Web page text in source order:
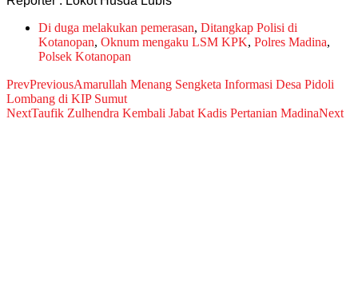
Di duga melakukan pemerasan, Ditangkap Polisi di
Kotanopan, Oknum mengaku LSM KPK, Polres Madina,
Polsek Kotanopan
PrevPreviousAmarullah Menang Sengketa Informasi Desa Pidoli
Lombang di KIP Sumut
NextTaufik Zulhendra Kembali Jabat Kadis Pertanian MadinaNext